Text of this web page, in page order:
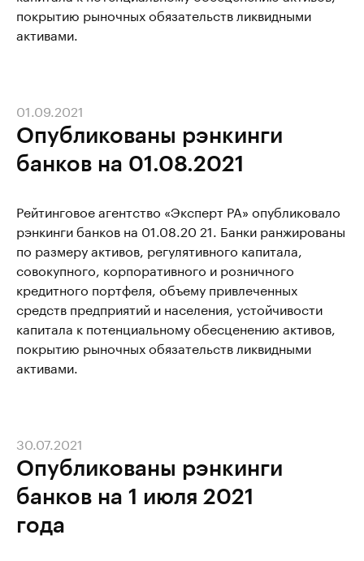
покрытию рыночных обязательств ликвидными
активами.
Опубликованы рэнкинги
банков на 01.08.2021
01.09.2021
Рейтинговое агентство «Эксперт РА» опубликовало
рэнкинги банков на 01.08.20 21. Банки ранжированы
по размеру активов, регулятивного капитала,
совокупного, корпоративного и розничного
кредитного портфеля, объему привлеченных
средств предприятий и населения, устойчивости
капитала к потенциальному обесценению активов,
покрытию рыночных обязательств ликвидными
активами.
Опубликованы рэнкинги
банков на 1 июля 2021
года
30.07.2021